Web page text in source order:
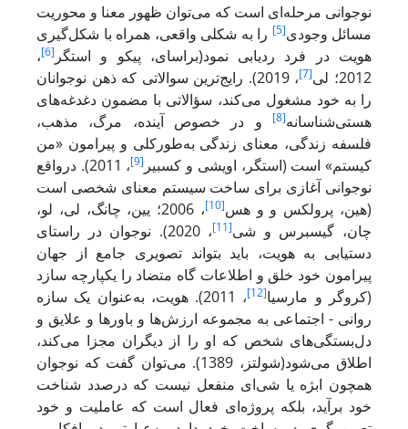
نوجوانی مرحله‌ای است که می‌‌توان ظهور معنا و محوریت
مسائل وجودی[5]
را به شکلی واقعی، همراه با شکل‌‌گیری
هویت در فرد ردیابی نمود(براسای، پیکو و استگر [6]
،
2012؛ لی
[7]
، 2019). رایج‌‌ترین سوالاتی که ذهن نوجوانان
را به خود مشغول می‌‌کند، سؤالاتی با مضمون دغدغه‌‌های
هستی‌شناسانه[8]
و در خصوص آینده، مرگ، مذهب،
فلسفه‌‌ زندگی، معنای زندگی به‌طورکلی و پیرامون «من
کیستم» است (استگر، اویشی و کسبیر [9]
، 2011). درواقع
نوجوانی آغازی برای ساخت سیستم معنای شخصی است
(هین، پرولکس و و هس[10]
، 2006؛ یین، چانگ، لی، لو،
چان، گیسبرس و شی[11]
، 2020). نوجوان در راستای
دستیابی به هویت، باید بتواند تصویری جامع از جهان
پیرامون خود خلق و اطلاعات گاه متضاد را یکپارچه سازد
(کروگر و مارسیا[12]
، 2011). هویت، به‌عنوان یک سازه
روانی - اجتماعی به مجموعه ارزش‌ها و باورها و علایق و
دل‌بستگی‌های شخص که او را از دیگران مجزا می‌کند،
اطلاق می‌شود(شولتز، 1389). می‌توان گفت که نوجوان
همچون ابژه یا شی‌ای منفعل نیست که درصدد شناخت
خود برآید، بلکه پروژه‌ای فعال است که عاملیت و خود